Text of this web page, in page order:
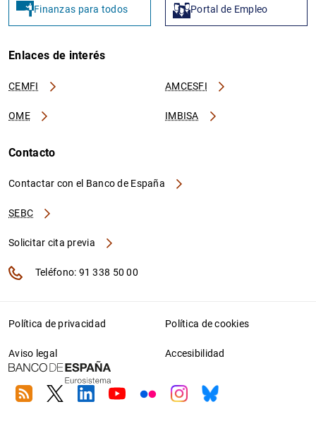
Finanzas para todos Portal de Empleo
Enlaces de interés
CEMFI AMCESFI
OME IMBISA
Contacto
Contactar con el Banco de España
SEBC
Solicitar cita previa
Teléfono: 91 338 50 00
Política de privacidad Política de cookies
Aviso legal Accesibilidad
RSS TwitterLinkedin
YoutubeFlickrInstagram
Bluesky